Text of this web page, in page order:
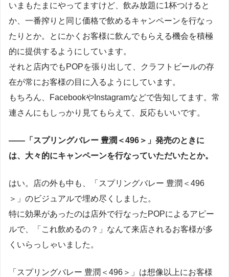
いまもたまにやってますけど、飲み放題に1杯つけると
か、一番搾りと同じ価格で飲めるキャンペーンを行なっ
たりとか。とにかくお客様に飲んでもらえる機会を積極
的に提供するようにしています。
それと店内でもPOPを張り出して、クラフトビールの存
在が常にお客様の目に入るようにしています。
もちろん、FacebookやInstagramなどで告知してます。常
連さんにもしっかり見てもらえて、反応もいいです。
――「スプリングバレー 豊潤＜496＞」発売のときに
は、大々的にキャンペーンを行なっていただいたとか。
はい。店の外も中も、「スプリングバレー 豊潤＜496
＞」のビジュアルで埋め尽くしました。
特に効果があったのは店外で行なったPOPによるアピー
ルで、「これ飲めるの？」なんて来店されるお客様が多
くいらっしゃいました。
「スプリングバレー 豊潤＜496＞」は想像以上にお客様